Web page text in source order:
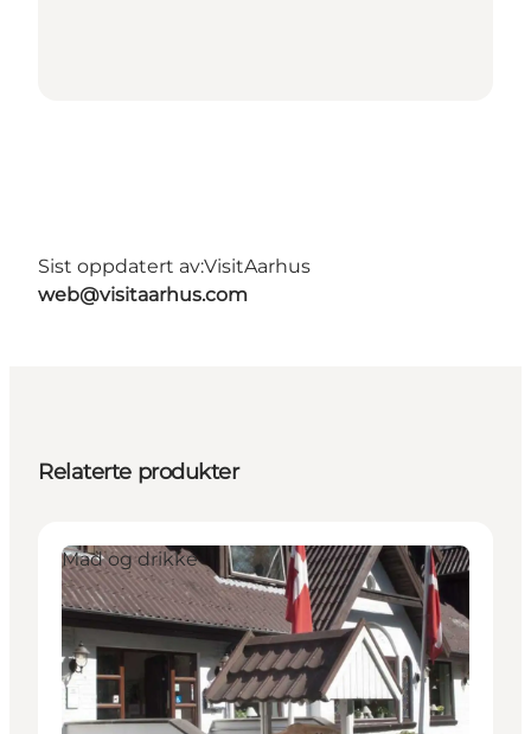
Sist oppdatert av:VisitAarhus
web@visitaarhus.com
Relaterte produkter
Mad og drikke